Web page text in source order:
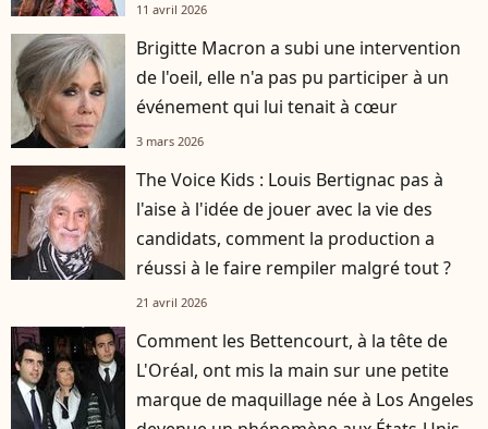
11 avril 2026
Brigitte Macron a subi une intervention
de l'oeil, elle n'a pas pu participer à un
événement qui lui tenait à cœur
3 mars 2026
The Voice Kids : Louis Bertignac pas à
l'aise à l'idée de jouer avec la vie des
candidats, comment la production a
réussi à le faire rempiler malgré tout ?
21 avril 2026
Comment les Bettencourt, à la tête de
L'Oréal, ont mis la main sur une petite
marque de maquillage née à Los Angeles